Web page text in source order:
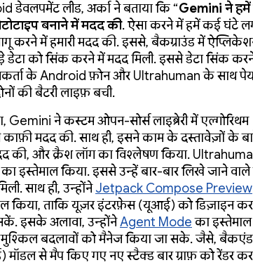
लीड, अर्का ने बताया कि “Gemini ने
बनाने में मदद की. ऐसा करने में हमें कई घंटे
करने में हमारी मदद की. इससे, बैकग्राउंड में
डेटा को सिंक करने में मदद मिली. इससे डेटा सिंक
के Android फ़ोन और Ultrahuman के साथ
की बैटरी लाइफ़ बची.
Gemini ने कस्टम ओपन-सोर्स लाइब्रेरी में एल्गोरिथम
मदद की. साथ ही, इसने काम के दस्तावेज़ों के
की, और क्रैश लॉग का विश्लेषण किया.
इस्तेमाल किया. इससे उन्हें बार-बार लिखे जाने
साथ ही, उन्होंनेJetpack Compose Preview
किया, ताकि यूज़र इंटरफ़ेस (यूआई) को डिज़ाइन
इसके अलावा, उन्होंनेAgent Modeका इस्तेमाल
मुश्किल बदलावों को मैनेज किया जा सके. जैसे, बैकएंड
से मैप किए गए नए स्टैक्ड बार ग्राफ़ को रेंडर